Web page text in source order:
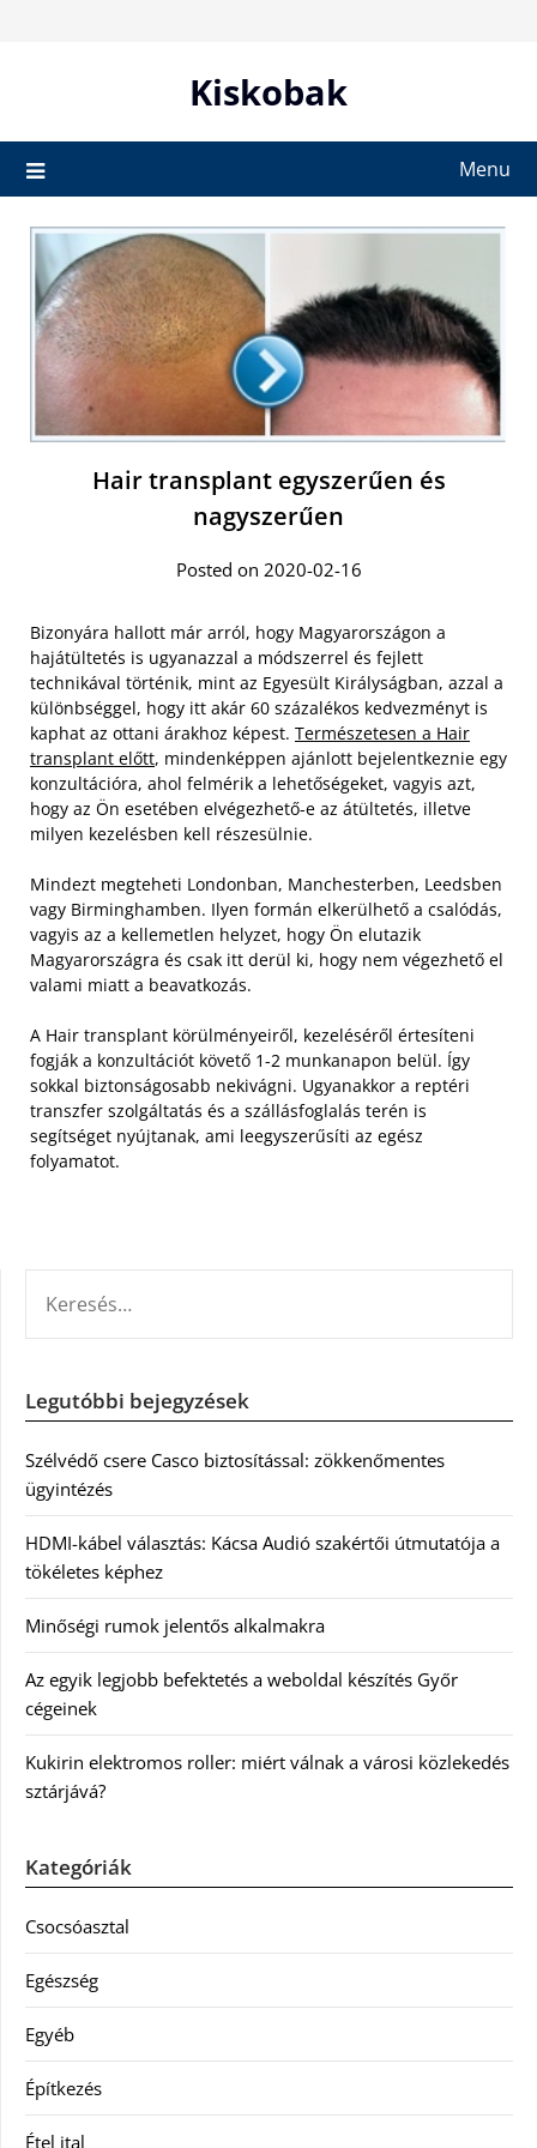
Kiskobak
Menu
Hair transplant egyszerűen és
nagyszerűen
Posted on 2020-02-16
Bizonyára hallott már arról, hogy Magyarországon a
hajátültetés is ugyanazzal a módszerrel és fejlett
technikával történik, mint az Egyesült Királyságban, azzal a
különbséggel, hogy itt akár 60 százalékos kedvezményt is
kaphat az ottani árakhoz képest. Természetesen a Hair
transplant előtt, mindenképpen ajánlott bejelentkeznie egy
konzultációra, ahol felmérik a lehetőségeket, vagyis azt,
hogy az Ön esetében elvégezhető-e az átültetés, illetve
milyen kezelésben kell részesülnie.
Mindezt megteheti Londonban, Manchesterben, Leedsben
vagy Birminghamben. Ilyen formán elkerülhető a csalódás,
vagyis az a kellemetlen helyzet, hogy Ön elutazik
Magyarországra és csak itt derül ki, hogy nem végezhető el
valami miatt a beavatkozás.
A Hair transplant körülményeiről, kezeléséről értesíteni
fogják a konzultációt követő 1-2 munkanapon belül. Így
sokkal biztonságosabb nekivágni. Ugyanakkor a reptéri
transzfer szolgáltatás és a szállásfoglalás terén is
segítséget nyújtanak, ami leegyszerűsíti az egész
folyamatot.
Legutóbbi bejegyzések
Szélvédő csere Casco biztosítással: zökkenőmentes
ügyintézés
HDMI-kábel választás: Kácsa Audió szakértői útmutatója a
tökéletes képhez
Minőségi rumok jelentős alkalmakra
Az egyik legjobb befektetés a weboldal készítés Győr
cégeinek
Kukirin elektromos roller: miért válnak a városi közlekedés
sztárjává?
Kategóriák
Csocsóasztal
Egészség
Egyéb
Építkezés
Étel ital